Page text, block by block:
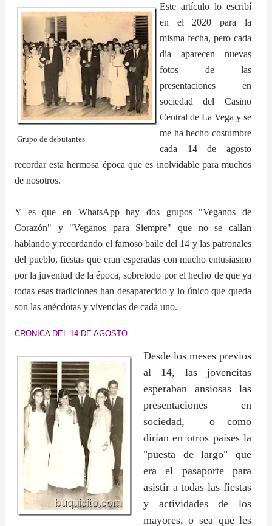
Grupo de debutantes
Este artículo lo escribí
en el 2020 para la
misma fecha, pero cada
día aparecen nuevas
fotos de las
presentaciones en
sociedad del Casino
Central de La Vega y se
me ha hecho costumbre
cada 14 de agosto
recordar esta hermosa época que es inolvidable para muchos
de nosotros.
Y es que en WhatsApp hay dos grupos "Veganos de
Corazón" y "Veganos para Siempre" que no se callan
hablando y recordando el famoso baile del 14 y las patronales
del pueblo, fiestas que eran esperadas con mucho entusiasmo
por la juventud de la época, sobretodo por el hecho de que ya
todas esas tradiciones han desaparecido y lo único que queda
son las anécdotas y vivencias de cada uno.
CRONICA DEL 14 DE AGOSTO
Desde los meses previos
al 14, las jovencitas
esperaban ansiosas las
presentaciones en
sociedad, o como
dirían en otros países la
"puesta de largo" que
era el pasaporte para
asistir a todas las fiestas
y actividades de los
mayores, o sea que les